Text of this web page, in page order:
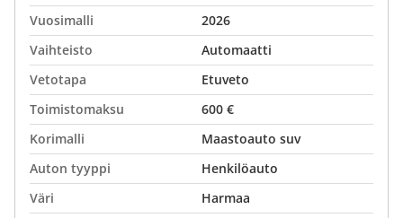
Vuosimalli
2026
Vaihteisto
Automaatti
Vetotapa
Etuveto
Toimistomaksu
600 €
Korimalli
Maastoauto suv
Auton tyyppi
Henkilöauto
Väri
Harmaa